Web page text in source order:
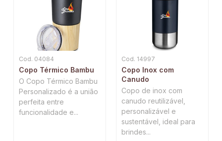
Cod. 04084
Copo Térmico Bambu
O Copo Térmico Bambu
Personalizado é a união
perfeita entre
funcionalidade e...
Cod. 14997
Copo Inox com
Canudo
Copo de inox com
canudo reutilizável,
personalizável e
sustentável, ideal para
brindes...